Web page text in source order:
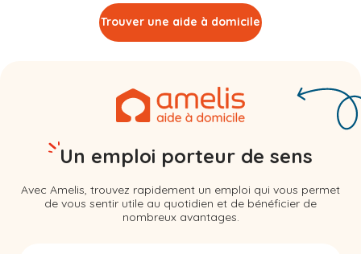
Trouver une aide à domicile
Un emploi porteur de sens
Avec Amelis, trouvez rapidement un emploi qui vous permet
de vous sentir utile au quotidien et de bénéficier de
nombreux avantages.